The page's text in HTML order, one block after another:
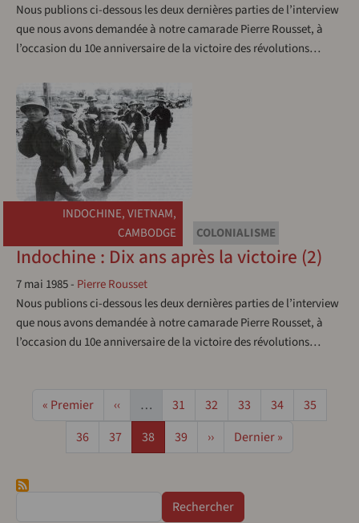
Nous publions ci-dessous les deux dernières parties de l’interview
que nous avons demandée à notre camarade Pierre Rousset, à
l’occasion du 10e anniversaire de la victoire des révolutions…
INDOCHINE,VIETNAM,
CAMBODGE
COLONIALISME
Indochine : Dix ans après la victoire (2)
7 mai 1985- Pierre Rousset
Nous publions ci-dessous les deux dernières parties de l’interview
que nous avons demandée à notre camarade Pierre Rousset, à
l’occasion du 10e anniversaire de la victoire des révolutions…
Première page
« Premier Page précédente
‹‹ … Page
31 Page
32 Page
33 Page
34 Page
35
Page
36 Page
37 Page
38 Page
39 Page suivante
›› Dernière page
Dernier »